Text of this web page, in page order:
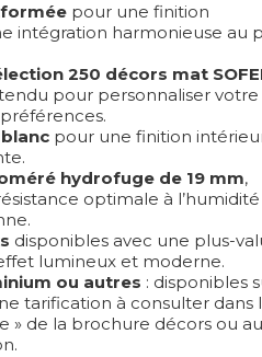
pour une finition
intégration harmonieuse au
250 décors mat
pour personnaliser votre
pour une finition
hydrofuge de 19 mm,
optimale à
disponibles avec une plus-
lumineux et moderne.
ou autres : disponibles
tarification à consulter dans
» de la brochure décors ou au